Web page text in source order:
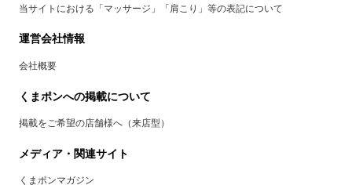
当サイトにおける「マッサージ」「肩こり」等の表記について
運営会社情報
会社概要
くまポンへの掲載について
掲載をご希望の店舗様へ（来店型）
メディア・関連サイト
くまポンマガジン